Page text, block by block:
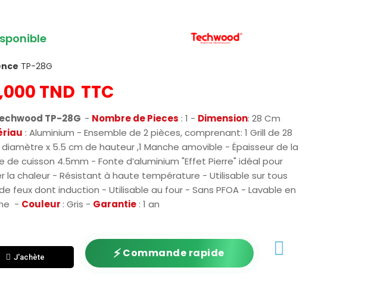
TP-28G
TND TTC
TP-28G - Nombre de Pieces : 1 - Dimension: 28 Cm
: Aluminium - Ensemble de 2 pièces, comprenant: 1 Grill de 28
x 5.5 cm de hauteur ,1 Manche amovible - Épaisseur de la
de cuisson 4.5mm - Fonte d’aluminium "Effet Pierre" idéal pour
la chaleur - Résistant à haute température - Utilisable sur tous
feux dont induction - Utilisable au four - Sans PFOA - Lavable en
- Couleur : Gris - Garantie : 1 an
J'achète ⚡Commande rapide